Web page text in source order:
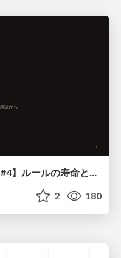
【やさしく解説 設計編・中級 #4】ルールの寿命と、システムの年輪
2 180